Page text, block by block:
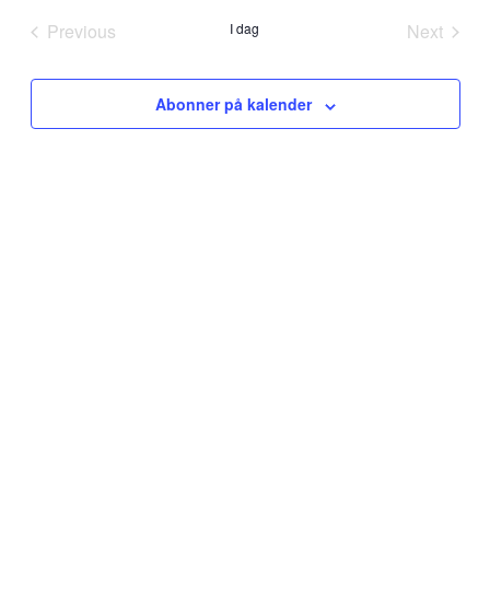
Previous
I dag
Next
Abonner på kalender